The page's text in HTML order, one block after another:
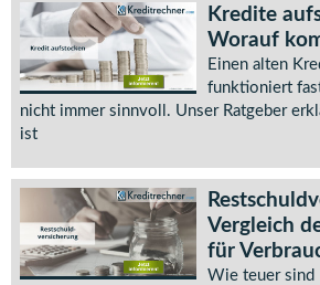
Kredite
Worauf
Einen alten
funktioniert
nicht immer sinnvoll. Unser Ratgeber
ist
Vergleich
für
Wie teuer sind